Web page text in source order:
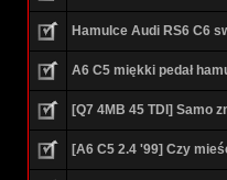
Hamulce Audi RS6 C6
A6 C5 miękki pedał
[Q7 4MB 45 TDI] Samo
[A6 C5 2.4 '99] Czy